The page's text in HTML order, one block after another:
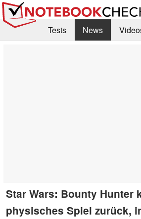
Tests News
Star Wars: Bounty Hunter
physisches Spiel zurück,